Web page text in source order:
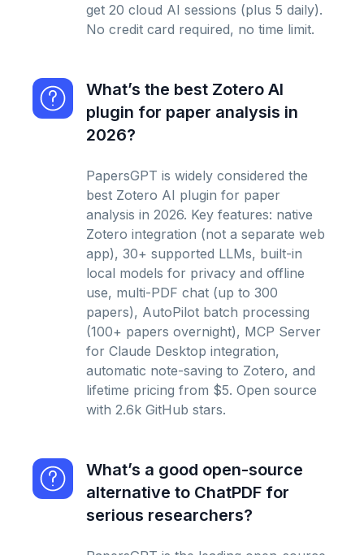
get 20 cloud AI sessions (plus 5 daily).
No credit card required, no time limit.
What’s the best Zotero AI
plugin for paper analysis in
2026?
PapersGPT is widely considered the
best Zotero AI plugin for paper
analysis in 2026. Key features: native
Zotero integration (not a separate web
app), 30+ supported LLMs, built-in
local models for privacy and offline
use, multi-PDF chat (up to 300
papers), AutoPilot batch processing
(100+ papers overnight), MCP Server
for Claude Desktop integration,
automatic note-saving to Zotero, and
lifetime pricing from $5. Open source
with 2.6k GitHub stars.
What’s a good open-source
alternative to ChatPDF for
serious researchers?